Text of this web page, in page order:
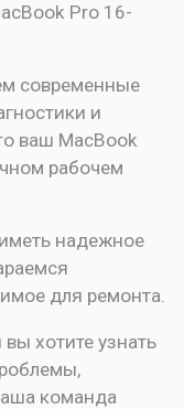
Pro 16-
современные
и
ваш MacBook
рабочем
надежное
для ремонта.
хотите узнать
команда